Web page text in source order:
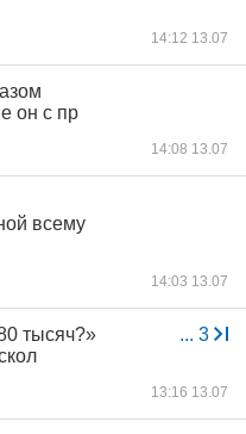
14:12 13.07
он с пр
14:08 13.07
всему
14:03 13.07
... 3
тысяч?»
13:16 13.07